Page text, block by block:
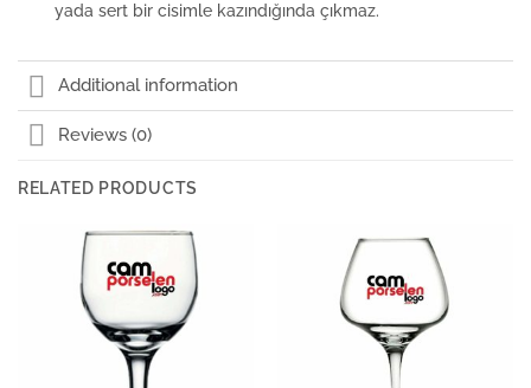
yada sert bir cisimle kazındığında çıkmaz.
Additional information
Reviews (0)
RELATED PRODUCTS